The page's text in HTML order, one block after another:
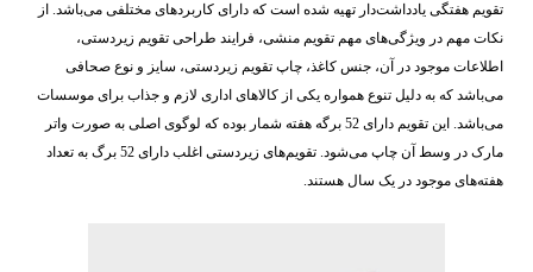
تقویم هفتگی یادداشت‌دار تهیه شده است که دارای کاربردهای مختلفی می‌باشد. از
نکات مهم در ویژگی‌های مهم تقویم منشی، فرایند طراحی تقویم زیردستی،
اطلاعات موجود در آن، جنس کاغذ، چاپ تقویم زیردستی، سایز و نوع صحافی
می‌باشد که به دلیل تنوع همواره یکی از کالاهای اداری لازم و جذاب برای موسسات
می‌باشد. این تقویم دارای 52 برگه هفته شمار بوده که لوگوی اصلی به صورت واتر
مارک در وسط آن چاپ می‌شود. تقویم‌های زیردستی اغلب دارای 52 برگ به تعداد
هفته‌های موجود در یک سال هستند.